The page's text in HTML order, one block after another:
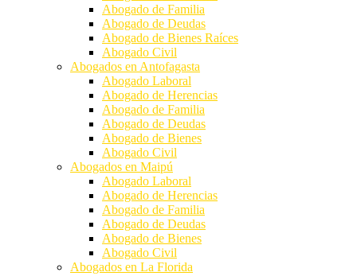
Abogado de Familia
Abogado de Deudas
Abogado de Bienes Raíces
Abogado Civil
Abogados en Antofagasta
Abogado Laboral
Abogado de Herencias
Abogado de Familia
Abogado de Deudas
Abogado de Bienes
Abogado Civil
Abogados en Maipú
Abogado Laboral
Abogado de Herencias
Abogado de Familia
Abogado de Deudas
Abogado de Bienes
Abogado Civil
Abogados en La Florida